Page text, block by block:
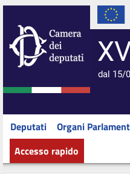
dal 15/
Deputati Organi
Accesso rapido